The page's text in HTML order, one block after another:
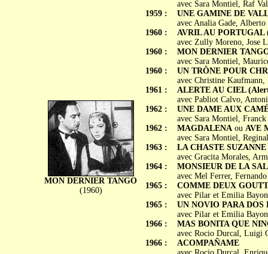
MON DERNIER TANGO
(1960)
1959 :
1960 :
1960 :
1960 :
1961 :
1962 :
1962 :
1963 :
1964 :
1965 :
1965 :
1966 :
1966 :
avec Sara Montiel, Raf
UNE GAMINE DE
avec Analia Gade,
AVRIL AU PORTUGAL
avec Zully Moreno, Jose
MON DERNIER
avec Sara Montiel,
UN TRÔNE POUR
avec Christine Kaufmann,
ALERTE AU CIEL
avec Pabliot Calvo,
UNE DAME AUX
avec Sara Montiel,
MAGDALENAou AVE
avec Sara Montiel,
LA CHASTE SUZANNE
avec Gracita Morales,
MONSIEUR DE LA
avec Mel Ferrer,
COMME DEUX
avec Pilar et Emilia
UN NOVIO PARA DOS
avec Pilar et Emilia
MAS BONITA QUE
avec Rocio Durcal, Luigi
ACOMPAÑAME